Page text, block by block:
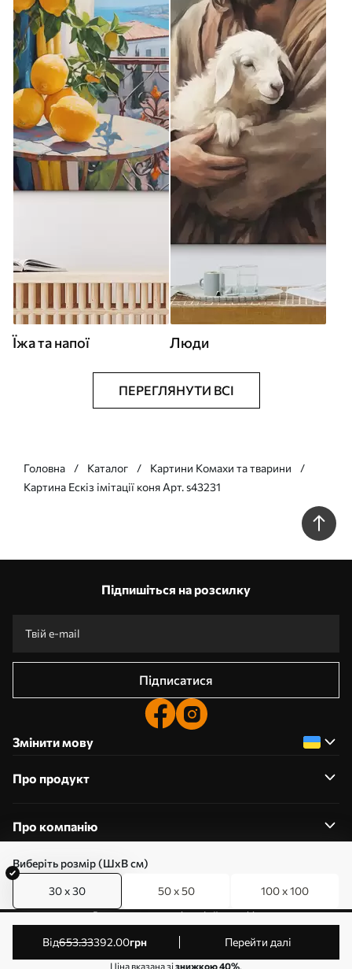
Виберіть розмір (ШхВ см)
30 x 30 50 x 50 100 x 100
від653.33392.00грн Перейти далі
Ціна вказана зізнижкою 40%.
Їжа та напої Люди
ПЕРЕГЛЯНУТИ ВСІ
Головна Каталог
Картини Комахи та тварини
Картина Ескіз імітації коня Арт. s43231
Підпишіться на розсилку
Підписатися
Змінити мову
Про продукт
Про компанію
0800357223
Редагування дозволів на файли cookie
© 2011-2026 Art-holst. Усі права захищені. Власник:
ТОВ “КЛЄВЄР”. Код ЄДРПОУ: 31780602.